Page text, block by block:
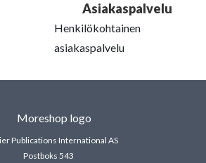
Asiakaspalvelu
Henkilökohtainen
asiakaspalvelu
Publications International AS
Postboks 543